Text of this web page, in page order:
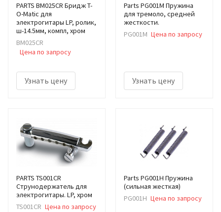
PARTS BM025CR Бридж T-
O-Matic для
электрогитары LP, ролик,
ш-14.5мм, компл, хром
BM025CR
Цена по запросу
Узнать цену
Parts PG001M Пружина
для тремоло, средней
жесткости.
PG001M Цена по запросу
Узнать цену
PARTS TS001CR
Струнодержатель для
электрогитары. LP, хром
TS001CR Цена по запросу
Parts PG001H Пружина
(сильная жесткая)
PG001H Цена по запросу